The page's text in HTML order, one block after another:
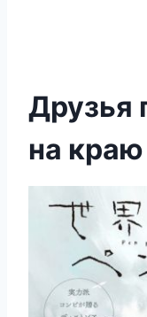
Друзья
на